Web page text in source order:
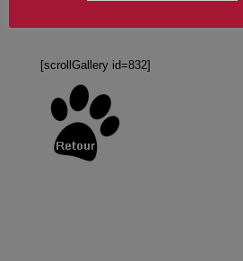
[scrollGallery id=832]